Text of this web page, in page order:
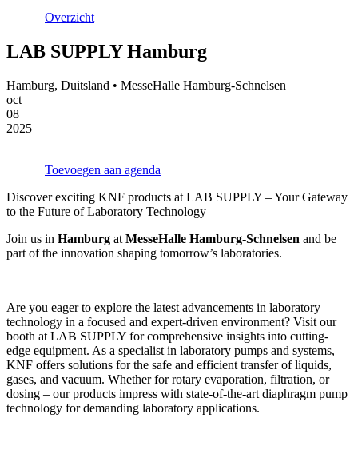
Overzicht
LAB SUPPLY Hamburg
Hamburg, Duitsland • MesseHalle Hamburg-Schnelsen
oct
08
2025
Toevoegen aan agenda
Discover exciting KNF products at LAB SUPPLY – Your Gateway
to the Future of Laboratory Technology
Join us in Hamburg at MesseHalle Hamburg-Schnelsen and be
part of the innovation shaping tomorrow’s laboratories.
Are you eager to explore the latest advancements in laboratory
technology in a focused and expert-driven environment? Visit our
booth at LAB SUPPLY for comprehensive insights into cutting-
edge equipment. As a specialist in laboratory pumps and systems,
KNF offers solutions for the safe and efficient transfer of liquids,
gases, and vacuum. Whether for rotary evaporation, filtration, or
dosing – our products impress with state-of-the-art diaphragm pump
technology for demanding laboratory applications.